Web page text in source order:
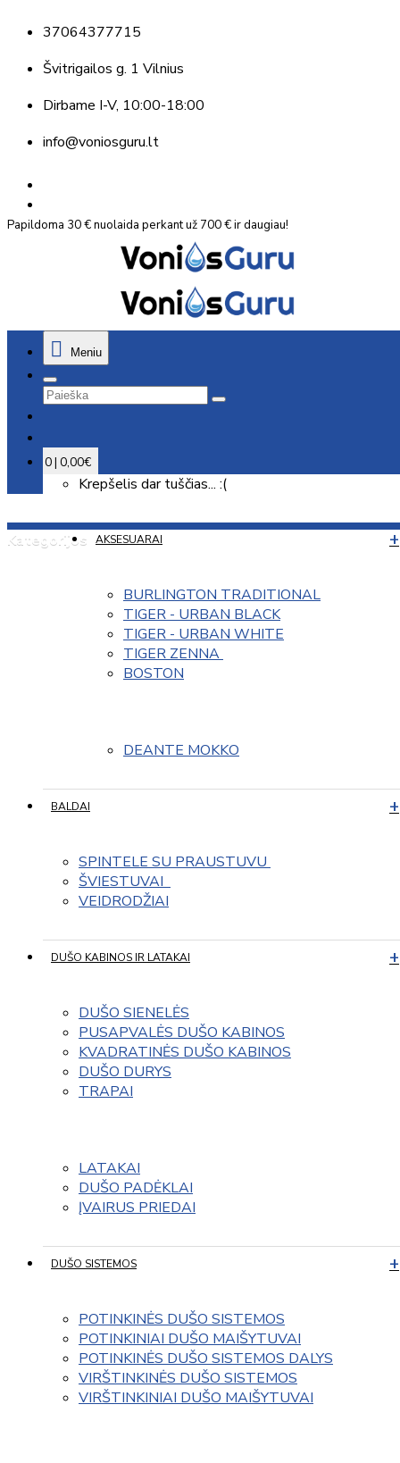
37064377715
Švitrigailos g. 1 Vilnius
Dirbame I-V, 10:00-18:00
info@voniosguru.lt
Papildoma 30 € nuolaida perkant už 700 € ir daugiau!
Meniu
0 | 0,00€
Krepšelis dar tuščias... :(
Kategorijos AKSESUARAI
BURLINGTON TRADITIONAL
TIGER - URBAN BLACK
TIGER - URBAN WHITE
TIGER ZENNA
BOSTON
DEANTE MOKKO
BALDAI
SPINTELE SU PRAUSTUVU
ŠVIESTUVAI
VEIDRODŽIAI
DUŠO KABINOS IR LATAKAI
DUŠO SIENELĖS
PUSAPVALĖS DUŠO KABINOS
KVADRATINĖS DUŠO KABINOS
DUŠO DURYS
TRAPAI
LATAKAI
DUŠO PADĖKLAI
ĮVAIRUS PRIEDAI
DUŠO SISTEMOS
POTINKINĖS DUŠO SISTEMOS
POTINKINIAI DUŠO MAIŠYTUVAI
POTINKINĖS DUŠO SISTEMOS DALYS
VIRŠTINKINĖS DUŠO SISTEMOS
VIRŠTINKINIAI DUŠO MAIŠYTUVAI